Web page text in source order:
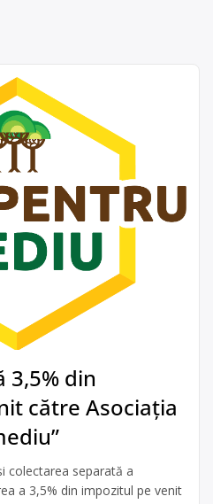
3,5% din
către Asociația
colectarea separată a
a 3,5% din impozitul pe venit